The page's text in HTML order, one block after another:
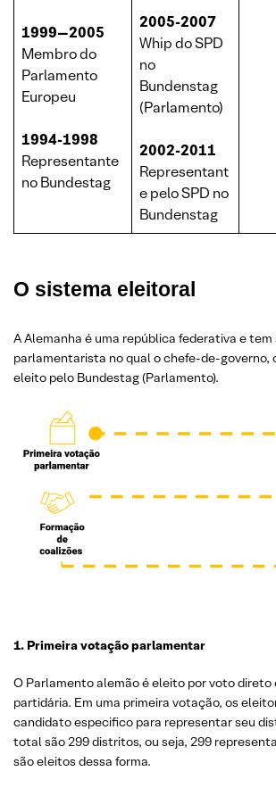
1999—2005
Membro do
Parlamento
Europeu
1994-1998
Representante
no Bundestag
2005-2007
Whip do SPD
no
Bundenstag
(Parlamento)
2002-2011
Representant
e pelo SPD no
Bundenstag
O sistema eleitoral
A Alemanha é uma república federativa e
parlamentarista no qual o chefe-de-governo,
eleito pelo Bundestag (Parlamento).
1. Primeira votação parlamentar
O Parlamento alemão é eleito por voto
partidária. Em uma primeira votação, os
candidato especifico para representar seu
total são 299 distritos, ou seja, 299
são eleitos dessa forma.